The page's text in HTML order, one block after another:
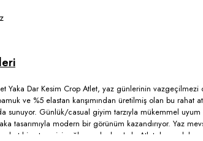
Yaka Dar Kesim Crop Atlet, yaz günlerinin vazgeçilmezi
ve %5 elastan karışımından üretilmiş olan bu rahat
sunuyor. Günlük/casual giyim tarzıyla mükemmel
tasarımıyla modern bir görünüm kazandırıyor. Yaz
rahat hissetmenizi sağlayacak olan Lela Atlet, hem şık